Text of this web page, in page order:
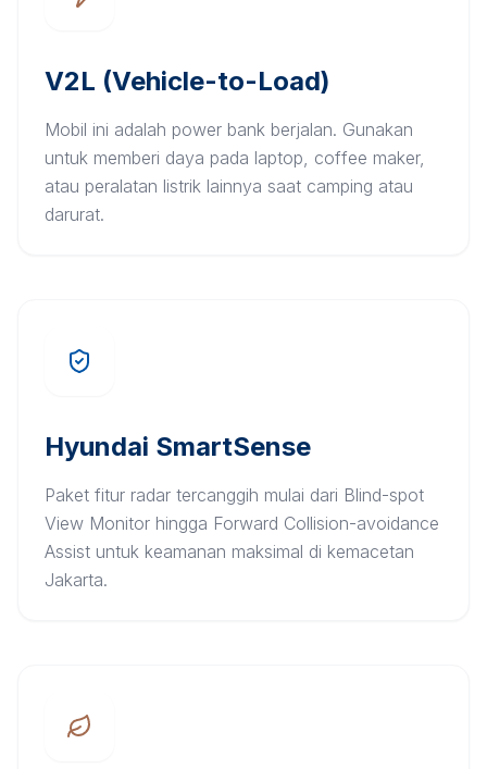
V2L (Vehicle-to-Load)
Mobil ini adalah power bank berjalan. Gunakan
untuk memberi daya pada laptop, coffee maker,
atau peralatan listrik lainnya saat camping atau
darurat.
Hyundai SmartSense
Paket fitur radar tercanggih mulai dari Blind-spot
View Monitor hingga Forward Collision-avoidance
Assist untuk keamanan maksimal di kemacetan
Jakarta.